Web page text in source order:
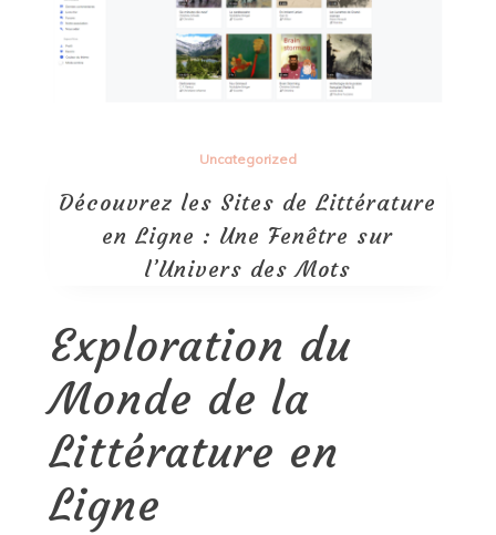
Uncategorized
Découvrez les Sites de Littérature
en Ligne : Une Fenêtre sur
l’Univers des Mots
Exploration du
Monde de la
Littérature en
Ligne